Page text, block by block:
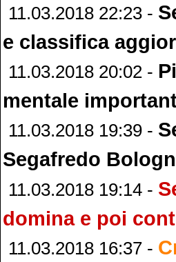
11.03.2018 22:23 -
e classifica
11.03.2018 20:02 -
mentale
11.03.2018 19:39 -
Segafredo
11.03.2018 19:14 -
domina e poi
11.03.2018 16:37 -